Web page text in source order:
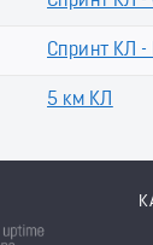
Спринт КЛ -
5 км КЛ